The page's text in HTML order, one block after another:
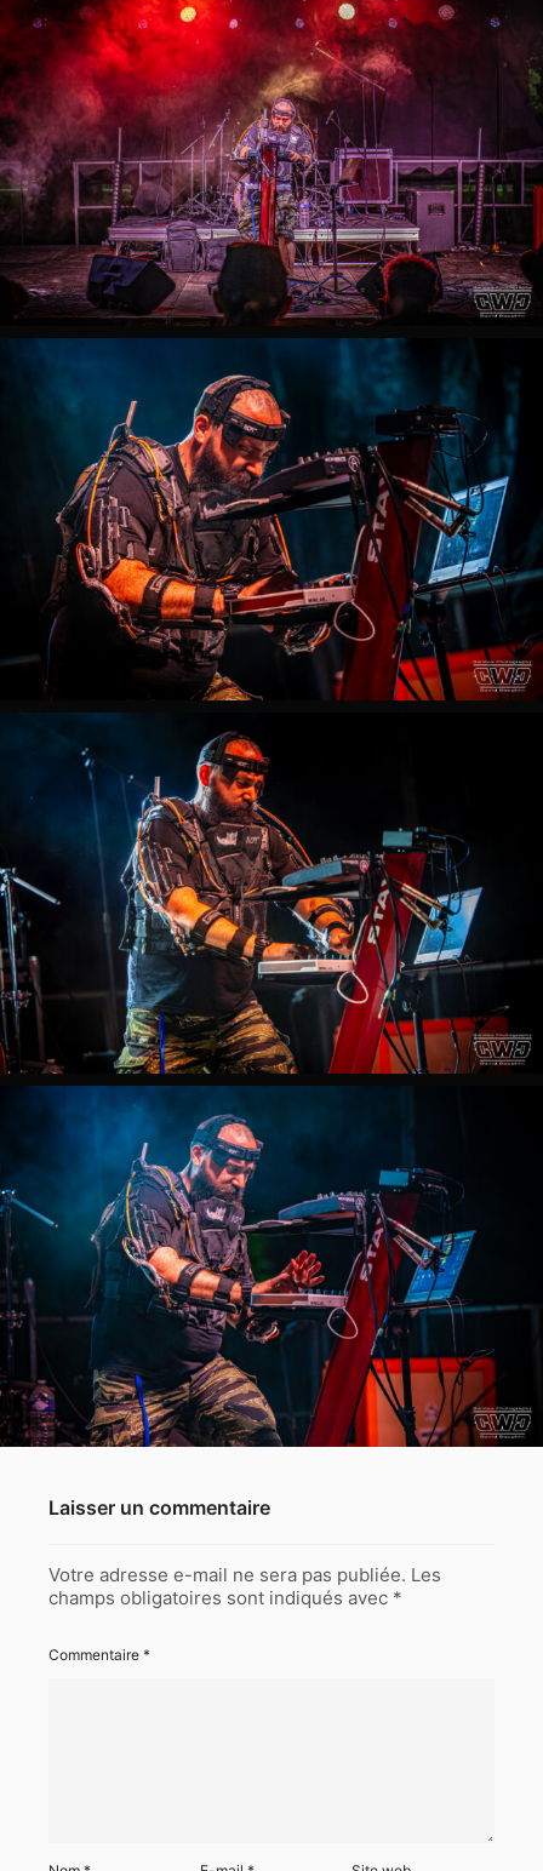
Laisser un commentaire
Votre adresse e-mail ne sera pas publiée. Les
champs obligatoires sont indiqués avec *
Commentaire *